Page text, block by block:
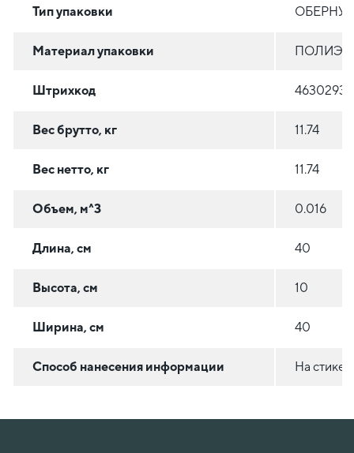
Тип упаковки
Материал упаковки
Штрихкод
Вес брутто, кг 11.74
Вес нетто, кг 11.74
Объем, м^3 0.016
Длина, см 40
Высота, см 10
Ширина, см 40
Способ нанесения информации На стикер